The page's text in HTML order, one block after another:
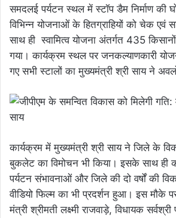
समदलई पर्यटन स्थल में स्टॉप डैम निर्माण की
विभिन्न योजनाओं के हितग्राहियों को चेक एवं
साथ ही स्वामित्व योजना अंतर्गत 435
गया। कार्यक्रम स्थल पर जनकल्याणकारी
गए सभी स्टालों का मुख्यमंत्री श्री साय ने
कार्यक्रम में मुख्यमंत्री श्री साय ने जिले के
बुकलेट का विमोचन भी किया। इसके साथ ही
पर्यटन संभावनाओं और जिले की दो वर्षों की
वीडियो फिल्म का भी प्रदर्शन हुआ। इस मौके
मंत्री श्रीमती लक्ष्मी राजवाड़े, विधायक